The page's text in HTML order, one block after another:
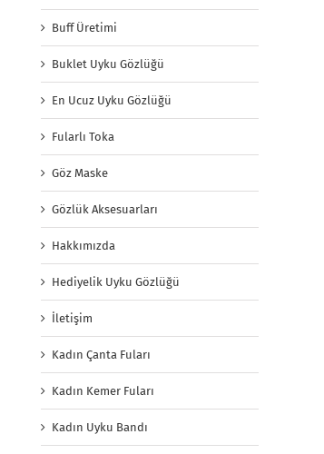
Buff Üretimi
Buklet Uyku Gözlüğü
En Ucuz Uyku Gözlüğü
Fularlı Toka
Göz Maske
Gözlük Aksesuarları
Hakkımızda
Hediyelik Uyku Gözlüğü
İletişim
Kadın Çanta Fuları
Kadın Kemer Fuları
Kadın Uyku Bandı